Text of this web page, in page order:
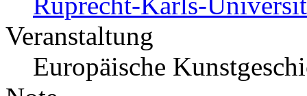
Veranstaltung
Europäische